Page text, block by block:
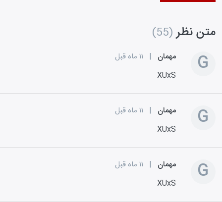
متن نظر (55)
G مهمان | ۱۱ ماه قبل
XUxS
G مهمان | ۱۱ ماه قبل
XUxS
G مهمان | ۱۱ ماه قبل
XUxS